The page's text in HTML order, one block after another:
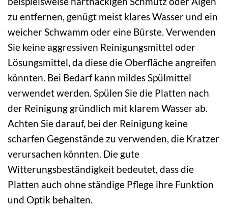
zu entfernen, genügt meist klares Wasser und ein
weicher Schwamm oder eine Bürste. Verwenden
Sie keine aggressiven Reinigungsmittel oder
Lösungsmittel, da diese die Oberfläche angreifen
könnten. Bei Bedarf kann mildes Spülmittel
verwendet werden. Spülen Sie die Platten nach
der Reinigung gründlich mit klarem Wasser ab.
Achten Sie darauf, bei der Reinigung keine
scharfen Gegenstände zu verwenden, die Kratzer
verursachen könnten. Die gute
Witterungsbeständigkeit bedeutet, dass die
Platten auch ohne ständige Pflege ihre Funktion
und Optik behalten.